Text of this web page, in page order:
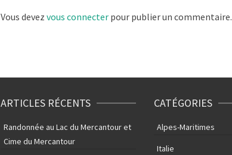
Vous devez vous connecter pour publier un commentaire.
ARTICLES RÉCENTS
Randonnée au Lac du Mercantour et
Cime du Mercantour
CATÉGORIES
Alpes-Maritimes
Italie